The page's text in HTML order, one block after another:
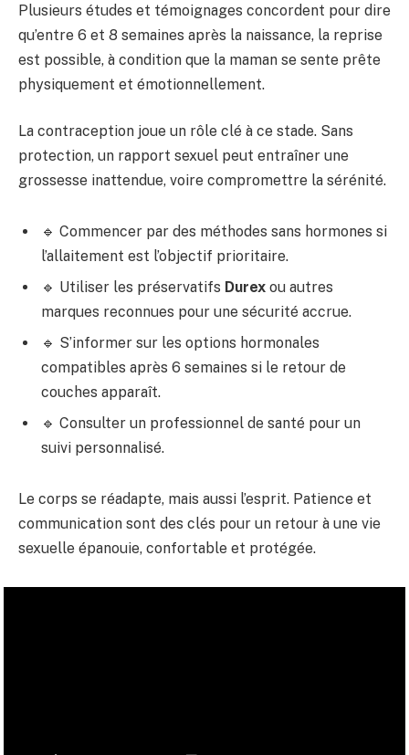
Plusieurs études et témoignages concordent pour dire
qu’entre 6 et 8 semaines après la naissance, la reprise
est possible, à condition que la maman se sente prête
physiquement et émotionnellement.
La contraception joue un rôle clé à ce stade. Sans
protection, un rapport sexuel peut entraîner une
grossesse inattendue, voire compromettre la sérénité.
🔹 Commencer par des méthodes sans hormones si
l’allaitement est l’objectif prioritaire.
🔹 Utiliser les préservatifs Durex ou autres
marques reconnues pour une sécurité accrue.
🔹 S’informer sur les options hormonales
compatibles après 6 semaines si le retour de
couches apparaît.
🔹 Consulter un professionnel de santé pour un
suivi personnalisé.
Le corps se réadapte, mais aussi l’esprit. Patience et
communication sont des clés pour un retour à une vie
sexuelle épanouie, confortable et protégée.